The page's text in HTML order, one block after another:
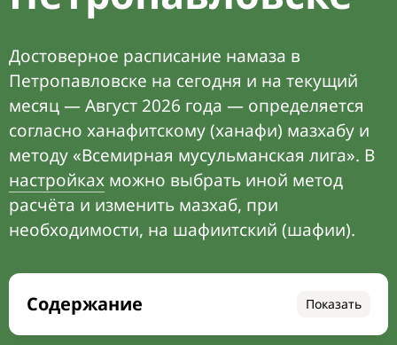
Достоверное расписание намаза в
Петропавловске на сегодня и на текущий
месяц — Август 2026 года — определяется
согласно ханафитскому (ханафи) мазхабу и
методу «Всемирная мусульманская лига». В
настройках можно выбрать иной метод
расчёта и изменить мазхаб, при
необходимости, на шафиитский (шафии).
Содержание Показать
Время намаза на сегодня